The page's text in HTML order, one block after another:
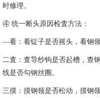
时修理。
④ 统一断头原因检査方法：
—看：看锭子是否摇头，看钢
二査：査导纱钩是否起槽，查
线是否勾钢丝圈。
三摸：摸钢领是否松动，摸钢